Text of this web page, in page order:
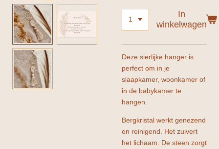
In
winkelwagen
Deze sierlijke hanger is
perfect om in je
slaapkamer, woonkamer of
in de babykamer te
hangen.
Bergkristal werkt genezend
en reinigend. Het zuivert
het lichaam. De steen zorgt